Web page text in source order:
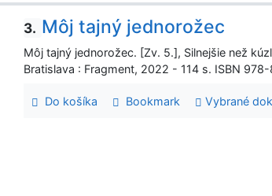
3. Môj tajný jednorožec
Môj tajný jednorožec. [Zv. 5.], Silnejšie než
Bratislava : Fragment, 2022 - 114 s. ISBN
Do košíka Bookmark Vybrané